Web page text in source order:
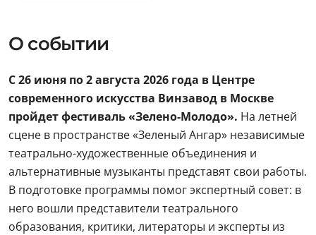
О событии
С 26 июня по 2 августа 2026 года в Центре
современного искусства Винзавод в Москве
пройдет фестиваль «Зелено-Молодо». На летней
сцене в пространстве «Зеленый Ангар» независимые
театрально-художественные объединения и
альтернативные музыканты представят свои работы.
В подготовке программы помог экспертный совет: в
него вошли представители театрального
образования, критики, литераторы и эксперты из